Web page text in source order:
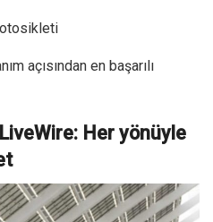
açısından en başarılı
Her yönüyle